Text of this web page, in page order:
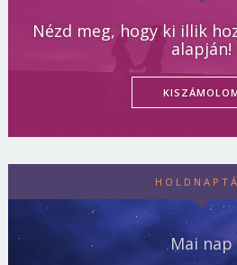
Nézd meg, hogy ki illik
alapján!
Mai nap